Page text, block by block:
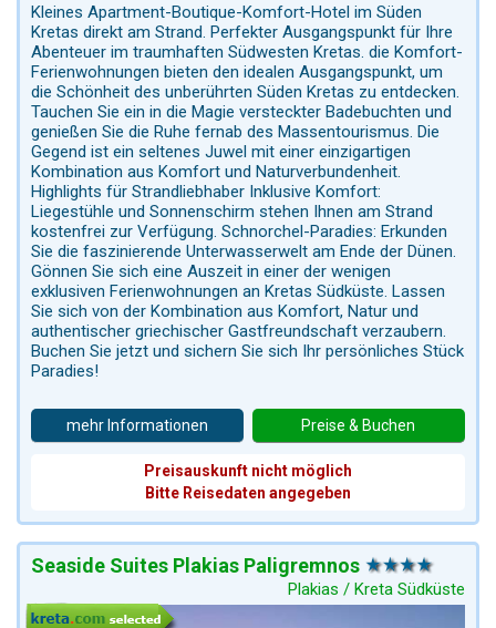
Kleines Apartment-Boutique-Komfort-Hotel im Süden
Kretas direkt am Strand. Perfekter Ausgangspunkt für Ihre
Abenteuer im traumhaften Südwesten Kretas. die Komfort-
Ferienwohnungen bieten den idealen Ausgangspunkt, um
die Schönheit des unberührten Süden Kretas zu entdecken.
Tauchen Sie ein in die Magie versteckter Badebuchten und
genießen Sie die Ruhe fernab des Massentourismus. Die
Gegend ist ein seltenes Juwel mit einer einzigartigen
Kombination aus Komfort und Naturverbundenheit.
Highlights für Strandliebhaber Inklusive Komfort:
Liegestühle und Sonnenschirm stehen Ihnen am Strand
kostenfrei zur Verfügung. Schnorchel-Paradies: Erkunden
Sie die faszinierende Unterwasserwelt am Ende der Dünen.
Gönnen Sie sich eine Auszeit in einer der wenigen
exklusiven Ferienwohnungen an Kretas Südküste. Lassen
Sie sich von der Kombination aus Komfort, Natur und
authentischer griechischer Gastfreundschaft verzaubern.
Buchen Sie jetzt und sichern Sie sich Ihr persönliches Stück
Paradies!
mehr Informationen
Preisauskunft nicht möglich
Bitte Reisedaten angegeben
Preise & Buchen
Seaside Suites Plakias Paligremnos
Plakias / Kreta Südküste